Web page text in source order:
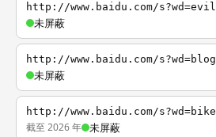
http://www.baidu.com/s?wd=evil
未屏蔽
http://www.baidu.com/s?wd=blog
未屏蔽
http://www.baidu.com/s?wd=bike
截至 2026 年 未屏蔽